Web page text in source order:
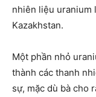
nhiên liệu uranium
Kazakhstan.
Một phần nhỏ
thành các thanh
sự, mặc dù bà cho